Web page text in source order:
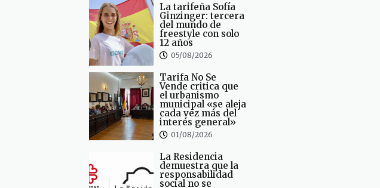
La tarifeña Sofía
Ginzinger: tercera
del mundo de
freestyle con solo
12 años
05/08/2026
Tarifa No Se
Vende critica que
el urbanismo
municipal «se aleja
cada vez más del
interés general»
01/08/2026
La Residencia
demuestra que la
responsabilidad
social no se